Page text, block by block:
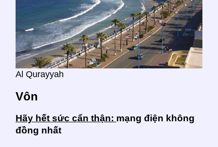
Al Qurayyah
Vôn
Hãy hết sức cẩn thận: mạng điện không
đồng nhất